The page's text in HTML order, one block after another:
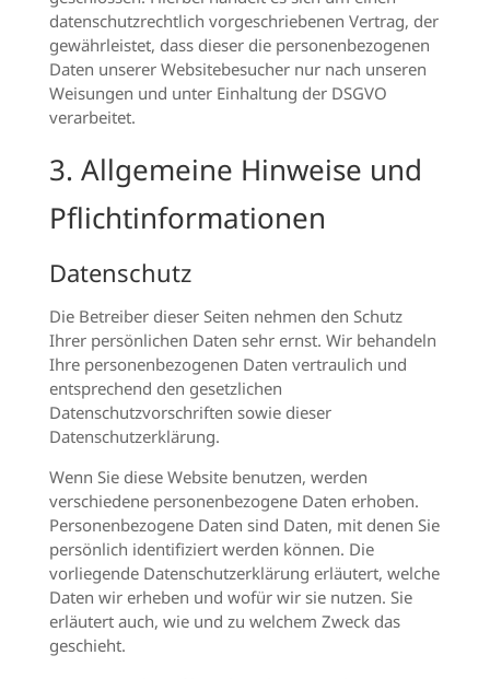
datenschutzrechtlich vorgeschriebenen Vertrag, der
gewährleistet, dass dieser die personenbezogenen
Daten unserer Websitebesucher nur nach unseren
Weisungen und unter Einhaltung der DSGVO
verarbeitet.
3. Allgemeine Hinweise und
Pflicht­informationen
Datenschutz
Die Betreiber dieser Seiten nehmen den Schutz
Ihrer persönlichen Daten sehr ernst. Wir behandeln
Ihre personenbezogenen Daten vertraulich und
entsprechend den gesetzlichen
Datenschutzvorschriften sowie dieser
Datenschutzerklärung.
Wenn Sie diese Website benutzen, werden
verschiedene personenbezogene Daten erhoben.
Personenbezogene Daten sind Daten, mit denen Sie
persönlich identifiziert werden können. Die
vorliegende Datenschutzerklärung erläutert, welche
Daten wir erheben und wofür wir sie nutzen. Sie
erläutert auch, wie und zu welchem Zweck das
geschieht.